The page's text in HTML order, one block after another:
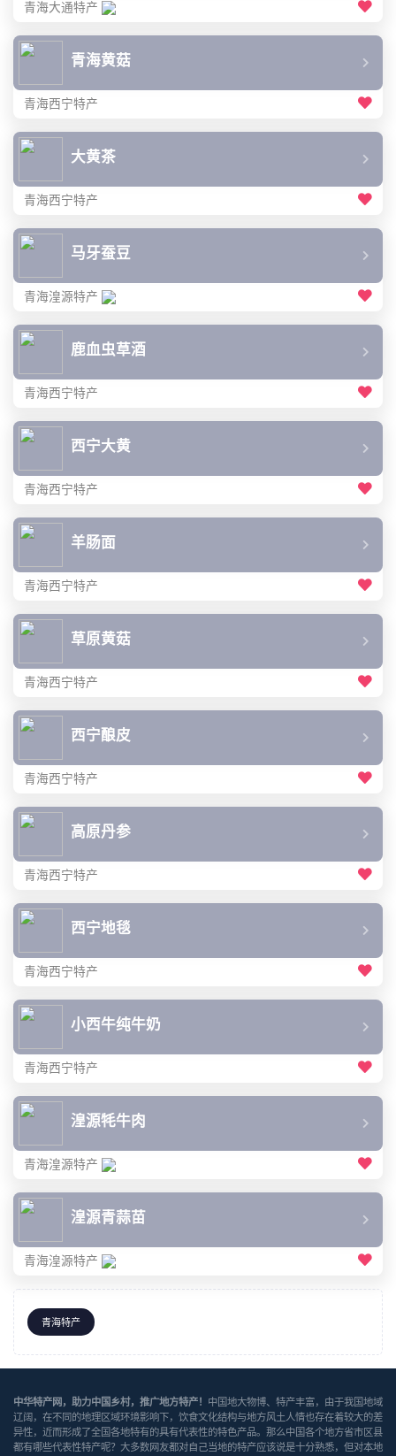
青海大通特产
青海黄菇
青海西宁特产
大黄茶
青海西宁特产
马牙蚕豆
青海湟源特产
鹿血虫草酒
青海西宁特产
西宁大黄
青海西宁特产
羊肠面
青海西宁特产
草原黄菇
青海西宁特产
西宁酿皮
青海西宁特产
高原丹参
青海西宁特产
西宁地毯
青海西宁特产
小西牛纯牛奶
青海西宁特产
湟源牦牛肉
青海湟源特产
湟源青蒜苗
青海湟源特产
青海特产
中华特产网，助力中国乡村，推广地方特产！ 中国地大物博、特产丰富，由于我国地域
辽阔，在不同的地理区域环境影响下，饮食文化结构与地方风土人情也存在着较大的差
异性，近而形成了全国各地特有的具有代表性的特色产品。那么中国各个地方省市区县
都有哪些代表性特产呢？大多数网友都对自己当地的特产应该说是十分熟悉，但对本地